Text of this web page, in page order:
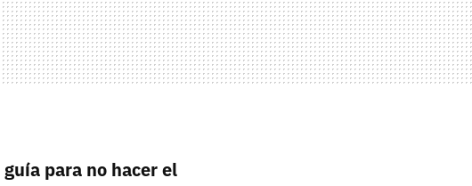
guía para no hacer el